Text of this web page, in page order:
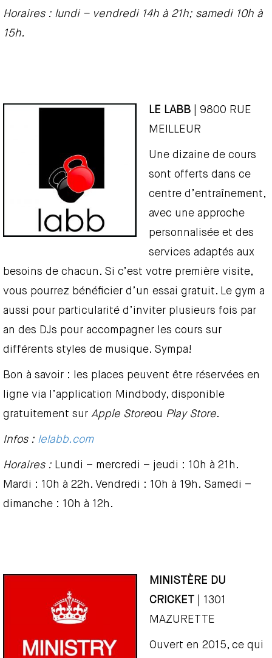
Horaires : lundi – vendredi 14h à 21h; samedi 10h à
15h.
LE LABB | 9800 RUE
MEILLEUR
Une dizaine de cours
sont offerts dans ce
centre d’entraînement,
avec une approche
personnalisée et des
services adaptés aux
besoins de chacun. Si c’est votre première visite,
vous pourrez bénéficier d’un essai gratuit. Le gym a
aussi pour particularité d’inviter plusieurs fois par
an des DJs pour accompagner les cours sur
différents styles de musique. Sympa!
Bon à savoir : les places peuvent être réservées en
ligne via l’application Mindbody, disponible
gratuitement sur Apple Storeou Play Store.
Infos : lelabb.com
Horaires : Lundi – mercredi – jeudi : 10h à 21h.
Mardi : 10h à 22h. Vendredi : 10h à 19h. Samedi –
dimanche : 10h à 12h.
MINISTÈRE DU
CRICKET
| 1301
MAZURETTE
Ouvert en 2015, ce qui